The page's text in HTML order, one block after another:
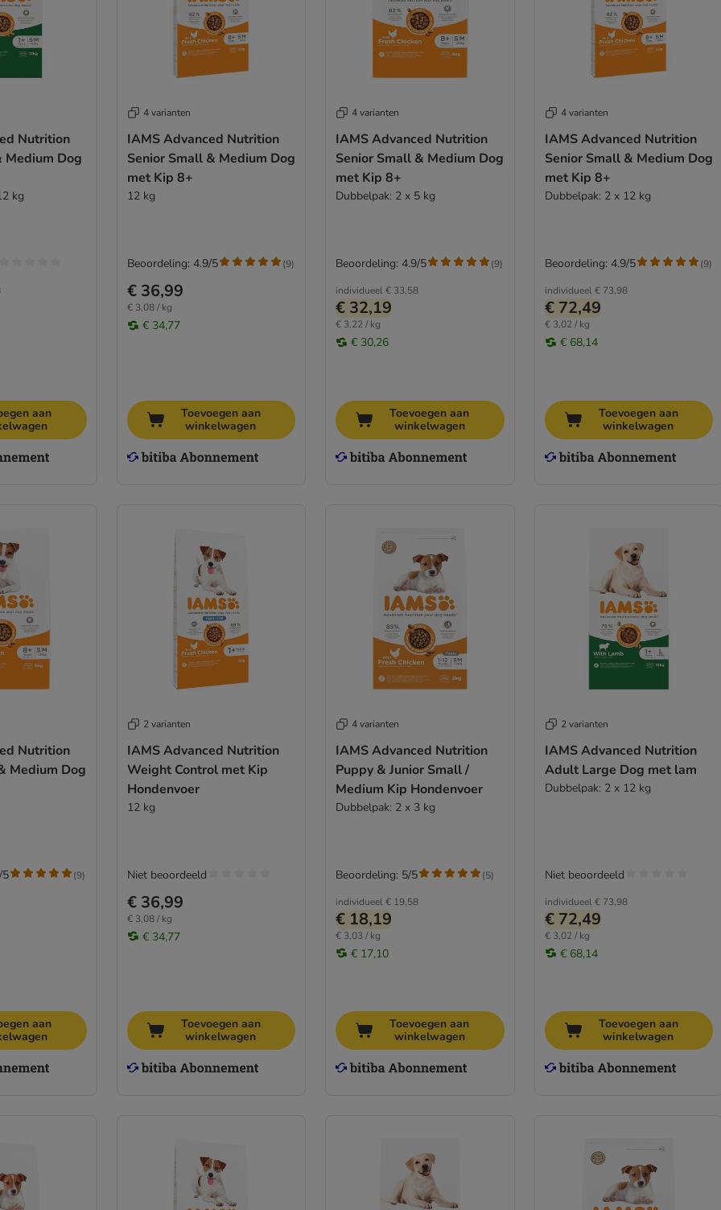
Nutrition
Dog
kg
aan
4 varianten
IAMS Advanced Nutrition
Senior Small & Medium Dog
met Kip 8+
12 kg
€ 36,99
€ 3,08 / kg
€ 34,77
Beoordeling: 4.9/5 (9)
Toevoegen aan
winkelwagen
4 varianten
IAMS Advanced Nutrition
Senior Small & Medium Dog
met Kip 8+
Dubbelpak: 2 x 5 kg
individueel€ 33,58
€ 32,19
€ 3,22 / kg
€ 30,26
Beoordeling: 4.9/5 (9)
Toevoegen aan
winkelwagen
4 varianten
IAMS Advanced Nutrition
Senior Small & Medium Dog
met Kip 8+
Dubbelpak: 2 x 12 kg
individueel € 73,98
€ 72,49
€ 3,02 / kg
€ 68,14
Beoordeling: 4.9/5 (9)
Toevoegen aan
winkelwagen
Nutrition
Medium Dog
5 (9)
aan
2 varianten
IAMS Advanced Nutrition
Weight Control met Kip
Hondenvoer
12 kg
€ 36,99
€ 3,08 / kg
€ 34,77
Niet beoordeeld
Toevoegen aan
winkelwagen
4 varianten
IAMS Advanced Nutrition
Puppy & Junior Small /
Medium Kip Hondenvoer
Dubbelpak: 2 x 3 kg
individueel€ 19,58
€ 18,19
€ 3,03 / kg
€ 17,10
Beoordeling: 5/5 (5)
Toevoegen aan
winkelwagen
2 varianten
IAMS Advanced Nutrition
Adult Large Dog met lam
Dubbelpak: 2 x 12 kg
individueel € 73,98
€ 72,49
€ 3,02 / kg
€ 68,14
Niet beoordeeld
Toevoegen aan
winkelwagen